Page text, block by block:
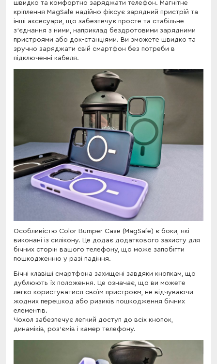
швидко та комфортно заряджати телефон. Магнітне
кріплення MagSafe надійно фіксує зарядний пристрій та
інші аксесуари, що забезпечує просте та стабільне
з'єднання з ними, наприклад бездротовими зарядними
пристроями або док-станціями. Ви зможете швидко та
зручно заряджати свій смартфон без потреби в
підключенні кабеля.
Особливістю Color Bumper Case (MagSafe) є боки, які
виконані із силікону. Це додає додаткового захисту для
бічних сторін вашого телефону, що може запобігти
пошкодженню у разі падіння.
Бічні клавіші смартфона захищені завдяки кнопкам, що
дублюють їх положення. Це означає, що ви можете
легко користуватися своїм пристроєм, не відчуваючи
жодних перешкод або ризиків пошкодження бічних
елементів.
Чохол забезпечує легкий доступ до всіх кнопок,
динаміків, роз'ємів і камер телефону.